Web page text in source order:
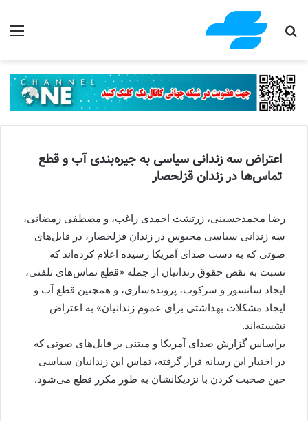
جستجو برای
اعتراض سه زندانی سیاسی به جیره‌بندی آب و قطع
تماس‌ها در زندان قزلحصار
رضا محمدحسینی،‌ زرتشت احمدی راغب، و مصطفی رمضانی،
سه زندانی سیاسی محبوس در زندان قزلحصار، در فایل‌های
صوتی که به دست صدای آمریکا رسیده اعلام کرده‌اند که
نسبت به نقض حقوق زندانیان از جمله «قطع تماس‌های تلفنی،
ایجاد سانسور و سرکوب، پرونده‌سازی، و همچنین قطع آب و
ایجاد مشکلات بهداشتی برای عموم زندانیان» به اعتراض
نشسته‌اند.
براساس گزارش صدای آمریکا و مبتنی بر فایل‌های صوتی که
در اختیار این رسانه قرار گرفته، تماس این زندانیان سیاسی
حین صحبت کردن با نزدیکانشان به طور مکرر قطع می‌شود.